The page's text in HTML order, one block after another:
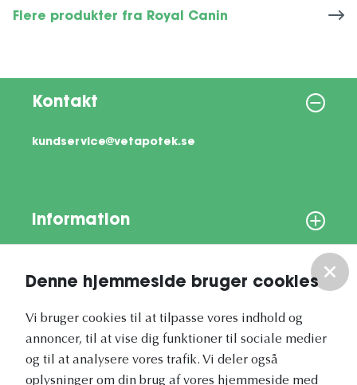
Denne hjemmeside bruger cookies
Vi bruger cookies til at tilpasse vores indhold og
annoncer, til at vise dig funktioner til sociale medier
og til at analysere vores trafik. Vi deler også
oplysninger om din brug af vores hjemmeside med
Flere produkter fra Royal Canin
Kontakt
kundservice@vetapotek.se
Information
Vores nyhedsbrev